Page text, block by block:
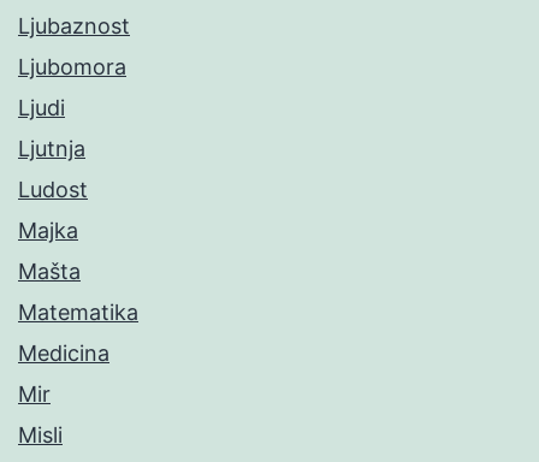
Ljubaznost
Ljubomora
Ljudi
Ljutnja
Ludost
Majka
Mašta
Matematika
Medicina
Mir
Misli